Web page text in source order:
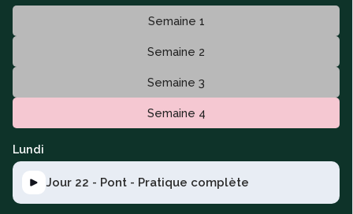
Semaine 1
Semaine 2
Semaine 3
Semaine 4
Lundi
Jour 22 - Pont - Pratique complète